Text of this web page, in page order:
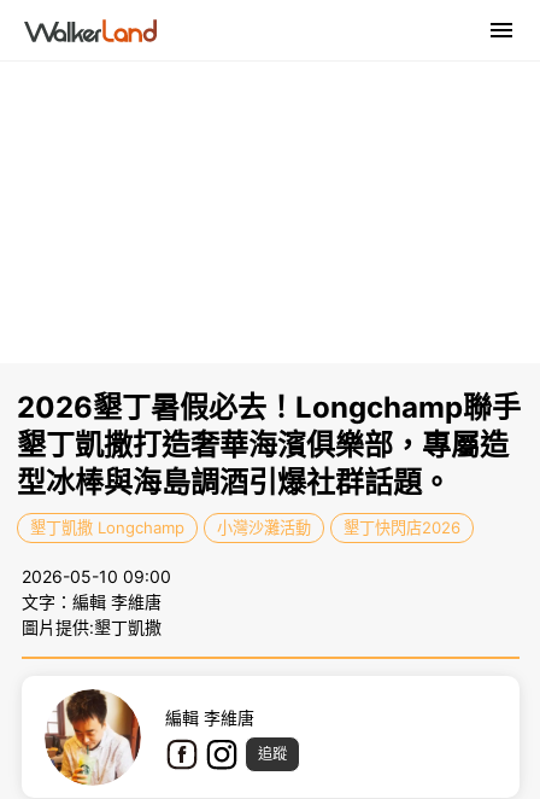
2026墾丁暑假必去！Longchamp聯手
墾丁凱撒打造奢華海濱俱樂部，專屬造
型冰棒與海島調酒引爆社群話題。
墾丁凱撒 Longchamp 小灣沙灘活動 墾丁快閃店2026
2026-05-10 09:00
文字：編輯 李維唐
圖片提供:墾丁凱撒
編輯 李維唐
追蹤